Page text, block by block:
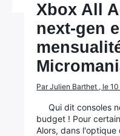
Xbox All
next-gen
Par Julien Barthet , le
Qui dit consoles
budget ! Pour
Alors, dans